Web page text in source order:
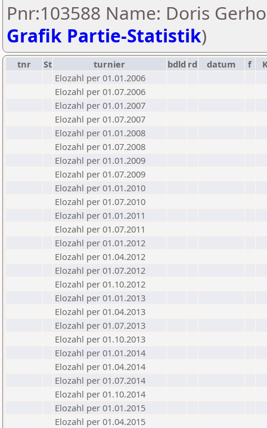
Pnr:103588 Name: Doris
Grafik Partie-Statistik)
tnr St turnier bdld rd datum f
Elozahl per 01.01.2006
Elozahl per 01.07.2006
Elozahl per 01.01.2007
Elozahl per 01.07.2007
Elozahl per 01.01.2008
Elozahl per 01.07.2008
Elozahl per 01.01.2009
Elozahl per 01.07.2009
Elozahl per 01.01.2010
Elozahl per 01.07.2010
Elozahl per 01.01.2011
Elozahl per 01.07.2011
Elozahl per 01.01.2012
Elozahl per 01.04.2012
Elozahl per 01.07.2012
Elozahl per 01.10.2012
Elozahl per 01.01.2013
Elozahl per 01.04.2013
Elozahl per 01.07.2013
Elozahl per 01.10.2013
Elozahl per 01.01.2014
Elozahl per 01.04.2014
Elozahl per 01.07.2014
Elozahl per 01.10.2014
Elozahl per 01.01.2015
Elozahl per 01.04.2015